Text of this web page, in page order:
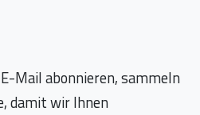
Mail abonnieren, sammeln
damit wir Ihnen